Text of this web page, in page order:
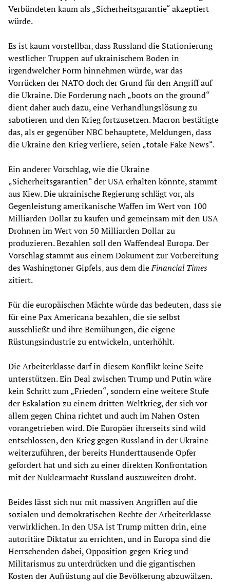
Verbündeten kaum als „Sicherheitsgarantie“ akzeptiert
würde.
Es ist kaum vorstellbar, dass Russland die Stationierung
westlicher Truppen auf ukrainischem Boden in
irgendwelcher Form hinnehmen würde, war das
Vorrücken der NATO doch der Grund für den Angriff auf
die Ukraine. Die Forderung nach „boots on the ground“
dient daher auch dazu, eine Verhandlungslösung zu
sabotieren und den Krieg fortzusetzen. Macron bestätigte
das, als er gegenüber NBC behauptete, Meldungen, dass
die Ukraine den Krieg verliere, seien „totale Fake News“.
Ein anderer Vorschlag, wie die Ukraine
„Sicherheitsgarantien“ der USA erhalten könnte, stammt
aus Kiew. Die ukrainische Regierung schlägt vor, als
Gegenleistung amerikanische Waffen im Wert von 100
Milliarden Dollar zu kaufen und gemeinsam mit den USA
Drohnen im Wert von 50 Milliarden Dollar zu
produzieren. Bezahlen soll den Waffendeal Europa. Der
Vorschlag stammt aus einem Dokument zur Vorbereitung
des Washingtoner Gipfels, aus dem dieFinancial Times
zitiert.
Für die europäischen Mächte würde das bedeuten, dass sie
für eine Pax Americana bezahlen, die sie selbst
ausschließt und ihre Bemühungen, die eigene
Rüstungsindustrie zu entwickeln, unterhöhlt.
Die Arbeiterklasse darf in diesem Konflikt keine Seite
unterstützen. Ein Deal zwischen Trump und Putin wäre
kein Schritt zum „Frieden“, sondern eine weitere Stufe
der Eskalation zu einem dritten Weltkrieg, der sich vor
allem gegen China richtet und auch im Nahen Osten
vorangetrieben wird. Die Europäer ihrerseits sind wild
entschlossen, den Krieg gegen Russland in der Ukraine
weiterzuführen, der bereits Hunderttausende Opfer
gefordert hat und sich zu einer direkten Konfrontation
mit der Nuklearmacht Russland auszuweiten droht.
Beides lässt sich nur mit massiven Angriffen auf die
sozialen und demokratischen Rechte der Arbeiterklasse
verwirklichen. In den USA ist Trump mitten drin, eine
autoritäre Diktatur zu errichten, und in Europa sind die
Herrschenden dabei, Opposition gegen Krieg und
Militarismus zu unterdrücken und die gigantischen
Kosten der Aufrüstung auf die Bevölkerung abzuwälzen.